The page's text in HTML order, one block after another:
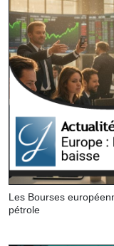
Les Bourses
pétrole